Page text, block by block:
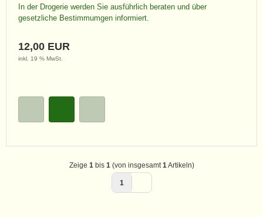
In der Drogerie werden Sie ausführlich beraten und über
gesetzliche Bestimmumgen informiert.
12,00 EUR
inkl. 19 % MwSt.
Zeige 1bis 1(von insgesamt1Artikeln)
1